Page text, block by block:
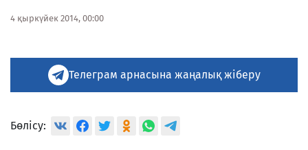
4 қыркүйек 2014, 00:00
Телеграм арнасына жаңалық жіберу
Бөлісу: